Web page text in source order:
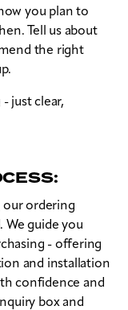
you plan to
Tell us about
the right
just clear,
our ordering
We guide you
- offering
and installation
confidence and
box and